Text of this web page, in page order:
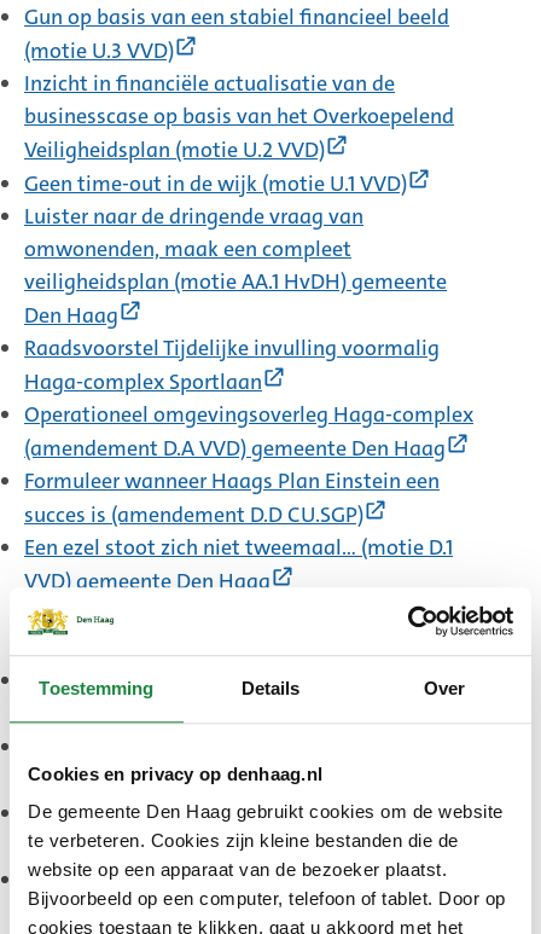
Toestemming Details Over
Cookies en privacy op denhaag.nl
De gemeente Den Haag gebruikt cookies om de website
te verbeteren. Cookies zijn kleine bestanden die de
website op een apparaat van de bezoeker plaatst.
Bijvoorbeeld op een computer, telefoon of tablet. Door op
cookies toestaan te klikken, gaat u akkoord met het
Gun op basis van een stabiel financieel beeld
(motie U.3 VVD)
link)
Inzicht in financiële actualisatie van de
businesscase op basis van het Overkoepelend
Veiligheidsplan (motie U.2 VVD)
link)
Geen time-out in de wijk (motie U.1 VVD)
Luister naar de dringende vraag van
omwonenden, maak een compleet
veiligheidsplan (motie AA.1 HvDH) gemeente
Den Haag
link)
Raadsvoorstel Tijdelijke invulling voormalig
Haga-complex Sportlaan
link)
Operationeel omgevingsoverleg Haga-complex
(amendement D.A VVD) gemeente Den Haag
Formuleer wanneer Haags Plan Einstein een
succes is (amendement D.D CU.SGP)
link)
Een ezel stoot zich niet tweemaal… (motie D.1
VVD) gemeente Den Haag
monitoren op veiligheid (motie D.5 CDA)
gemeente Den Haag
link)
Dagbesteding en taal (motie D.6 CDA) gemeente
Den Haag
CDA) gemeente Den Haag
(Externe
link)
Verkooppraatjes wekken geen vertrouwen
(motie AA.2 HvDH) gemeente Den Haag
(Externe
link)
Een veilige start voor iedereen (motie AA.3 VVD)
gemeente Den Haag
(Externe